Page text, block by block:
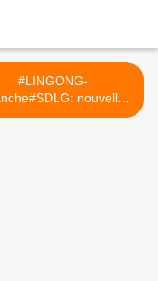
#LINGONG-
nouvelle
des pelles